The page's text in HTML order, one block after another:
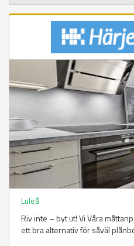
Luleå
Riv inte – byt ut! Vi Våra
ett bra alternativ för såväl